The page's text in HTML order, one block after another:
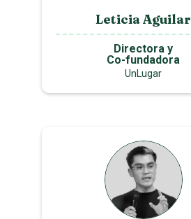
Leticia Aguilar
Directora y
Co-fundadora
UnLugar